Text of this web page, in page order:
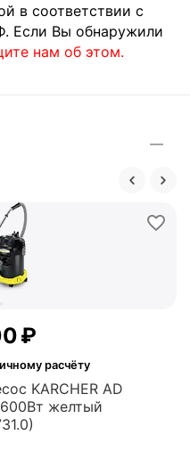
в соответствии с
Если Вы обнаружили
нам об этом.
KARCHER AD
желтый
₽
расчёту